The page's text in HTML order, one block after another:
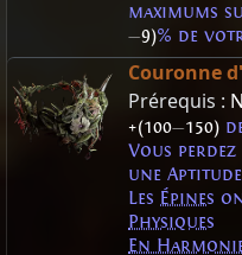
maximums
—9)% de
Couronne
Prérequis :
+(100—150)
Vous perdez
une Aptitude
Les Épines
Physiques
En